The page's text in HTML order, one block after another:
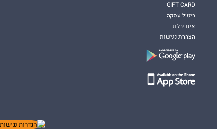
GIFT CARD
ביטול עסקה
אינדיבלוג
הצהרת נגישות